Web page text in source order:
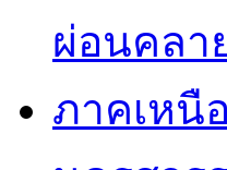
ผ่อนคลา
ภาคเหนือ